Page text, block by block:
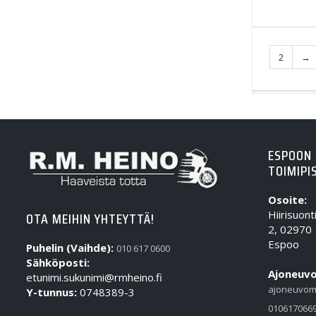
2 →
OTA MEIHIN YHTEYTTÄ!
Puhelin (Vaihde): 010 617 0600
Sähköposti:
etunimi.sukunimi@rmheino.fi
Y-tunnus: 0748389-3
ESPOON
Osoite:
2, 02970
Espoo